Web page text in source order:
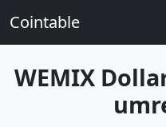
Cointable
WEMIX